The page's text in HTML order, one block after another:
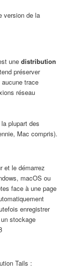
version de la
unedistribution
préserver
trace
réseau
plupart des
Mac compris).
et le démarrez
macOS ou
face à une page
enregistrer
stockage
Tails :